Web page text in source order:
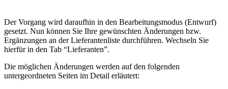
Der Vorgang wird daraufhin in den Bearbeitungsmodus (Entwurf)
gesetzt. Nun können Sie Ihre gewünschten Änderungen bzw.
Ergänzungen an der Lieferantenliste durchführen. Wechseln Sie
hierfür in den Tab “Lieferanten”.
Die möglichen Änderungen werden auf den folgenden
untergeordneten Seiten im Detail erläutert: